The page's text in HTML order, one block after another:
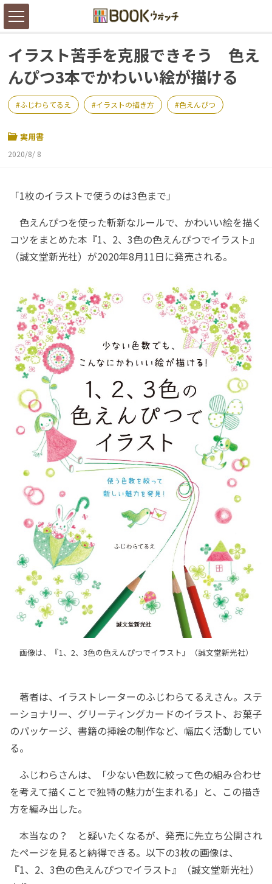
イラスト苦手を克服できそう 色え
んぴつ3本でかわいい絵が描ける
ふじわらてるえ イラストの描き方 色えんぴつ
実用書
2020/8/ 8
「1枚のイラストで使うのは3色まで」
色えんぴつを使った斬新なルールで、かわいい絵を描く
コツをまとめた本『1、2、3色の色えんぴつでイラスト』
（誠文堂新光社）が2020年8月11日に発売される。
画像は、『1、2、3色の色えんぴつでイラスト』（誠文堂新光社）
著者は、イラストレーターのふじわらてるえさん。ステ
ーショナリー、グリーティングカードのイラスト、お菓子
のパッケージ、書籍の挿絵の制作など、幅広く活動してい
る。
ふじわらさんは、「少ない色数に絞って色の組み合わせ
を考えて描くことで独特の魅力が生まれる」と、この描き
方を編み出した。
本当なの？ と疑いたくなるが、発売に先立ち公開され
たページを見ると納得できる。以下の3枚の画像は、
『1、2、3色の色えんぴつでイラスト』（誠文堂新光社）